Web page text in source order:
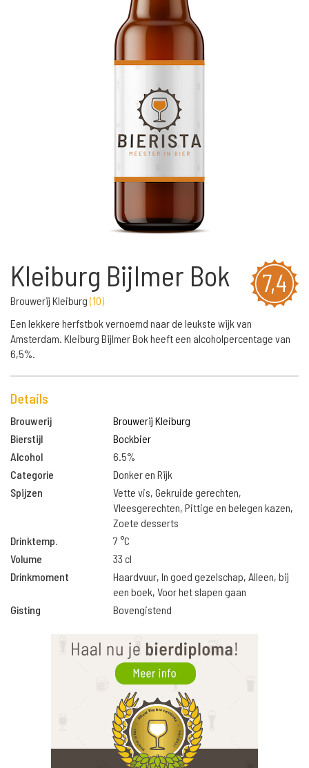
7,4
Kleiburg Bijlmer Bok
Brouwerij Kleiburg(10)
Een lekkere herfstbok vernoemd naar de leukste wijk van
Amsterdam. Kleiburg Bijlmer Bok heeft een alcoholpercentage van
6,5%.
Details
Brouwerij
Brouwerij Kleiburg
Bierstijl
Bockbier
Alcohol
6.5%
Categorie
Donker en Rijk
Spijzen
Vette vis, Gekruide gerechten,
Vleesgerechten, Pittige en belegen kazen,
Zoete desserts
Drinktemp.
7 °C
Volume
33 cl
Drinkmoment
Haardvuur, In goed gezelschap, Alleen, bij
een boek, Voor het slapen gaan
Gisting
Bovengistend